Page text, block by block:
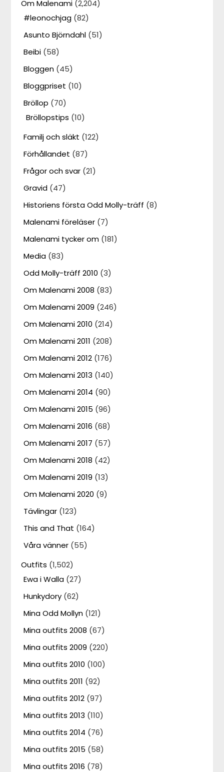
Om Malenami (2,204)
#leonochjag (82)
Asunto Björndahl (51)
Beibi (58)
Bloggen (45)
Bloggpriset (10)
Bröllop (70)
Bröllopstips (10)
Familj och släkt (122)
Förhållandet (87)
Frågor och svar (21)
Gravid (47)
Historiens första Odd Molly-träff (8)
Malenami föreläser (7)
Malenami tycker om (181)
Media (83)
Odd Molly-träff 2010 (3)
Om Malenami 2008 (83)
Om Malenami 2009 (246)
Om Malenami 2010 (214)
Om Malenami 2011 (208)
Om Malenami 2012 (176)
Om Malenami 2013 (140)
Om Malenami 2014 (90)
Om Malenami 2015 (96)
Om Malenami 2016 (68)
Om Malenami 2017 (57)
Om Malenami 2018 (42)
Om Malenami 2019 (13)
Om Malenami 2020 (9)
Tävlingar (123)
This and That (164)
Våra vänner (55)
Outfits (1,502)
Ewa i Walla (27)
Hunkydory (62)
Mina Odd Mollyn (121)
Mina outfits 2008 (67)
Mina outfits 2009 (220)
Mina outfits 2010 (100)
Mina outfits 2011 (92)
Mina outfits 2012 (97)
Mina outfits 2013 (110)
Mina outfits 2014 (76)
Mina outfits 2015 (58)
Mina outfits 2016 (78)